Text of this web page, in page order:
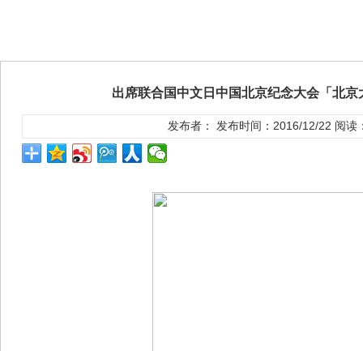
出席联合国中文日中国北京纪念大会「北京
发布者： 发布时间：2016/12/22 阅读